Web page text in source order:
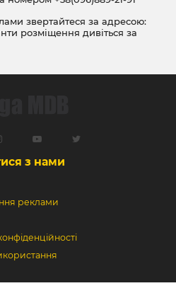
звертайтеся за адресою:
розміщення дивіться за
з нами
реклами